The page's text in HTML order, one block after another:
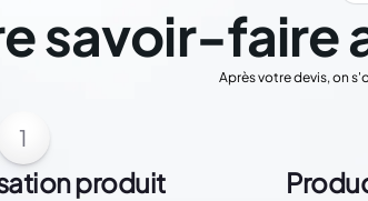
savoir-faire
Après votre devis, on
1
produit